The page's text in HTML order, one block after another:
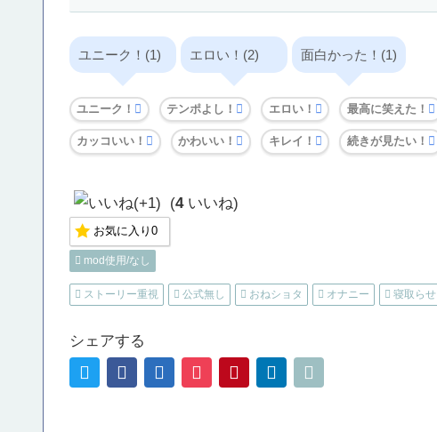
ユニーク！(1) エロい！(2) 面白かった！(1)
ユニーク！ テンポよし！ エロい！ 最高に笑えた！
カッコいい！ かわいい！ キレイ！ 続きが見たい！
(4いいね)
お気に入り0
mod使用/なし
ストーリー重視 公式無し おねショタ オナニー 寝取らせ
シェアする